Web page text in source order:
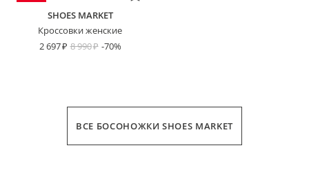
SHOES MARKET
Кроссовки женские
2 697
8 990 -70%
ВСЕ БОСОНОЖКИ SHOES MARKET